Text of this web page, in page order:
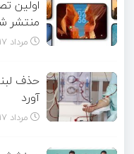
منتشر
مرداد ۱۷, ۱۴۰۵
حذف
آورد
مرداد ۱۷, ۱۴۰۵